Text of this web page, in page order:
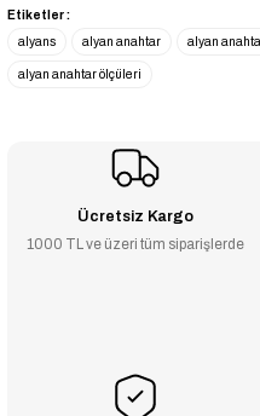
Etiketler :
alyans
alyan anahtar alyan
alyan anahtar ölçüleri
Ücretsiz Kargo
1000 TL ve üzeri tüm siparişlerde